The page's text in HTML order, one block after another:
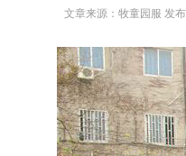
文章来源：牧童园服 发